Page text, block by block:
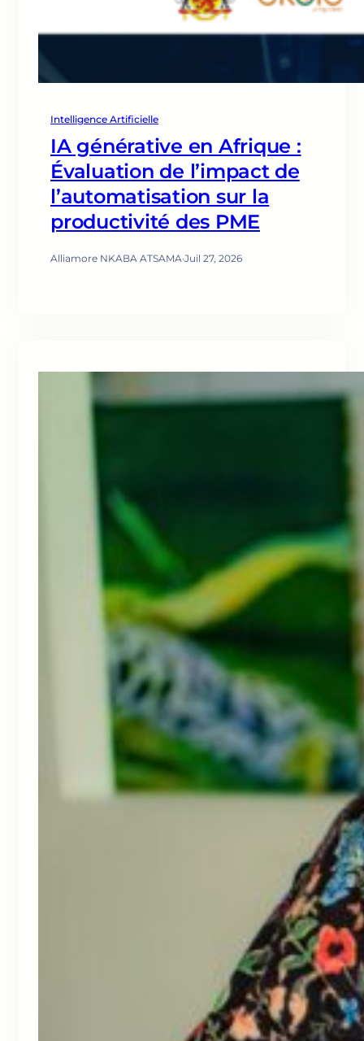
Intelligence Artificielle
IA générative en Afrique :
Évaluation de l’impact de
l’automatisation sur la
productivité des PME
Alliamore NKABA ATSAMA·Juil 27, 2026